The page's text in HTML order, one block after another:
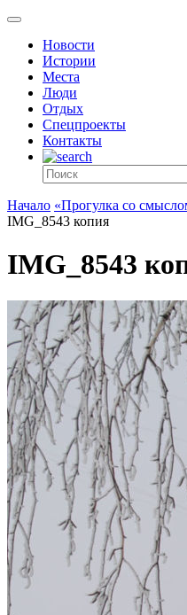
Новости
Истории
Места
Люди
Отдых
Спецпроекты
Контакты
Начало «Прогулка со
IMG_8543 копия
IMG_8543